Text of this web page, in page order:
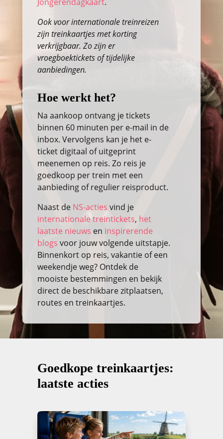
Ook voor internationale treinreizen
zijn treinkaartjes met korting
verkrijgbaar. Zo zijn er
vroegboektickets of tijdelijke
aanbiedingen.
Hoe werkt het?
Na aankoop ontvang je tickets
binnen 60 minuten per e-mail in de
inbox. Vervolgens kan je het e-
ticket digitaal of uitgeprint
meenemen op reis. Zo reis je
goedkoop per trein met een
aanbieding of regulier reisproduct.
Naast de NS-acties vind je
internationale treintickets, het
laatste nieuws en inspirerende
blogs voor jouw volgende uitstapje.
Binnenkort op reis, vakantie of een
weekendje weg? Ontdek de
mooiste bestemmingen en bekijk
direct de beschikbare zitplaatsen,
routes en treinkaartjes.
Goedkope treinkaartjes:
laatste acties